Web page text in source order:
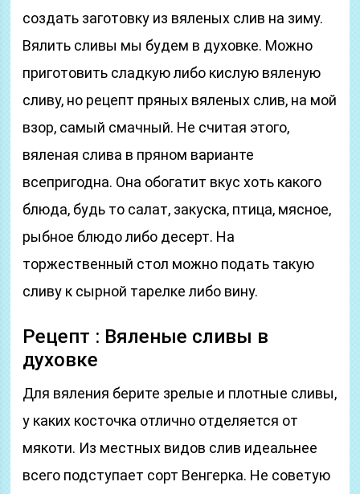
создать заготовку из вяленых слив на зиму.
Вялить сливы мы будем в духовке. Можно
приготовить сладкую либо кислую вяленую
сливу, но рецепт пряных вяленых слив, на мой
взор, самый смачный. Не считая этого,
вяленая слива в пряном варианте
всепригодна. Она обогатит вкус хоть какого
блюда, будь то салат, закуска, птица, мясное,
рыбное блюдо либо десерт. На
торжественный стол можно подать такую
сливу к сырной тарелке либо вину.
Рецепт : Вяленые сливы в
духовке
Для вяления берите зрелые и плотные сливы,
у каких косточка отлично отделяется от
мякоти. Из местных видов слив идеальнее
всего подступает сорт Венгерка. Не советую